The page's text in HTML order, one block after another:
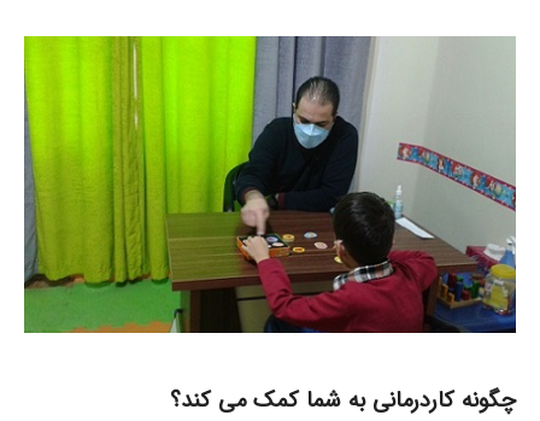
چگونه کاردرمانی به شما کمک می کند؟